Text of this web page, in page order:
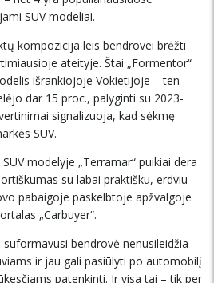
SUV modeliai.
kompozicija leis bendrovei brėžti
ateityje. Štai „Formentor“
išrankiojoje Vokietijoje – ten
dar 15 proc., palyginti su 2023-
signalizuoja, kad sėkmę
SUV.
modelyje „Terramar“ puikiai dera
su labai praktišku, erdviu
pabaigoje paskelbtoje apžvalgoje
„Carbuyer“.
bendrovė nenusileidžia
ir jau gali pasiūlyti po automobilį
patenkinti. Ir visa tai – tik per